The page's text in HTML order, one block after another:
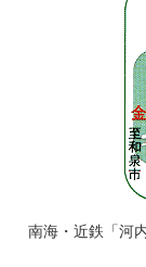
南海・近鉄「河